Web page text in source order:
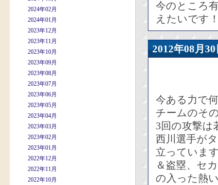
2024年02月
2024年01月
2023年12月
2023年11月
2023年10月
2023年09月
2023年08月
2023年07月
2023年06月
2023年05月
2023年04月
2023年03月
2023年02月
2023年01月
2022年12月
2022年11月
2022年10月
今のところ
えたいです
2012年08
今ある力で
チームのそ
3回の攻撃は
西川選手が
立っていま
＆盗塁、セ
の入った熱